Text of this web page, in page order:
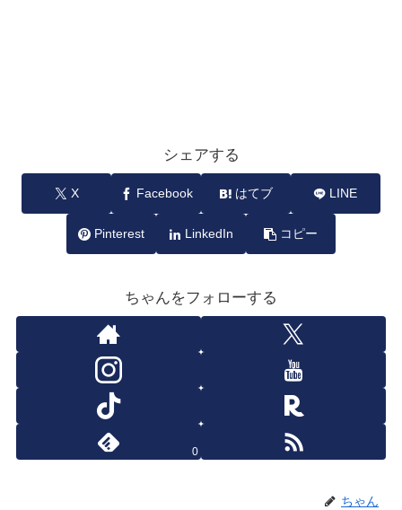
シェアする
X Facebook はてブ LINE
Pinterest LinkedIn コピー
ちゃんをフォローする
0
ちゃん